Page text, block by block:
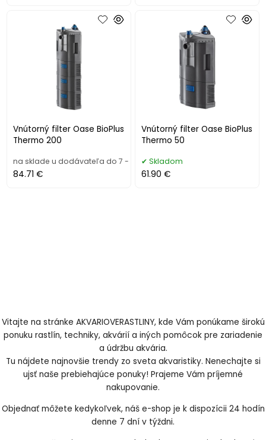
Vnútorný filter Oase BioPlus
Thermo 200
na sklade u dodávateľa do 7 - 10 pracovných dní
84.71 €
Vnútorný filter Oase BioPlus
Thermo 50
Skladom
61.90 €
Vitajte na stránke AKVARIOVERASTLINY, kde Vám ponúkame širokú
ponuku rastlín, techniky, akvárií a iných pomôcok pre zariadenie
a údržbu akvária.
Tu nájdete najnovšie trendy zo sveta akvaristiky. Nenechajte si
ujsť naše prebiehajúce ponuky! Prajeme Vám príjemné
nakupovanie.
Objednať môžete kedykoľvek, náš e-shop je k dispozícii 24 hodín
denne 7 dní v týždni.